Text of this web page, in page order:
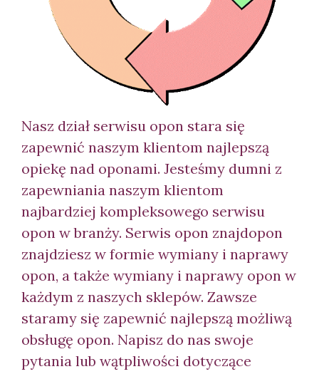
Nasz dział serwisu opon stara się
zapewnić naszym klientom najlepszą
opiekę nad oponami. Jesteśmy dumni z
zapewniania naszym klientom
najbardziej kompleksowego serwisu
opon w branży. Serwis opon znajdopon
znajdziesz w formie wymiany i naprawy
opon, a także wymiany i naprawy opon w
każdym z naszych sklepów. Zawsze
staramy się zapewnić najlepszą możliwą
obsługę opon. Napisz do nas swoje
pytania lub wątpliwości dotyczące